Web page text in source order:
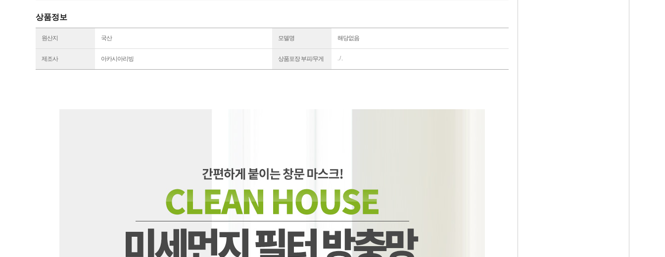
상품정보
원산지 국산 모델명 해당없음
제조사 아카시아리빙 상품포장 부피/무게 . / .